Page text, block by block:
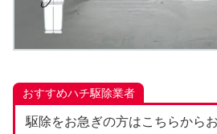
おすすめハチ駆除業者
駆除をお急ぎの方はこちらから